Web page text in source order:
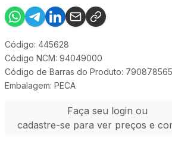
Código: 445628
Código NCM: 94049000
Código de Barras do Produto:
Embalagem: PECA
Faça seu login ou
cadastre-se para ver preços e